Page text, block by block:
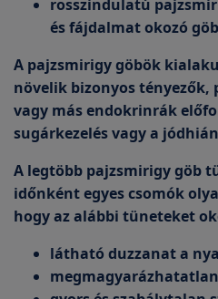
rosszindulatú
és fájdalmat okozó
A pajzsmirigy göbök
növelik bizonyos tényezők,
vagy más endokrinrák
sugárkezelés vagy a
A legtöbb pajzsmirigy göb
időnként egyes csomók
hogy az alábbi tüneteket
látható duzzanat a